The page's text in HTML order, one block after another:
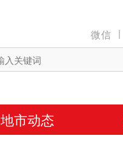
微信 |
地市动态